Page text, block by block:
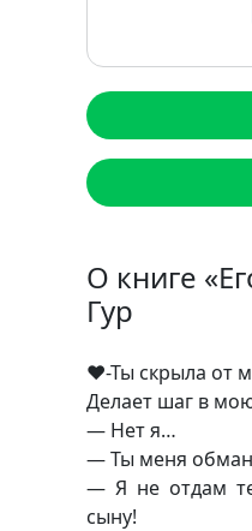
О книге
Гур
❤️-Ты скрыла от
Делает шаг в
— Нет я…
— Ты меня
— Я не отдам
сыну!